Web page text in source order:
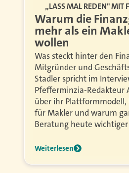
„LASS MAL REDEN" MIT
Warum die
mehr als ein
wollen
Was steckt hinter den
Mitgründer und
Stadler spricht im
Pfefferminzia-Redakteur
über ihr
für Makler und warum
Beratung heute
Weiterlesen